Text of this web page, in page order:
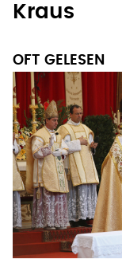
Kraus
OFT GELESEN